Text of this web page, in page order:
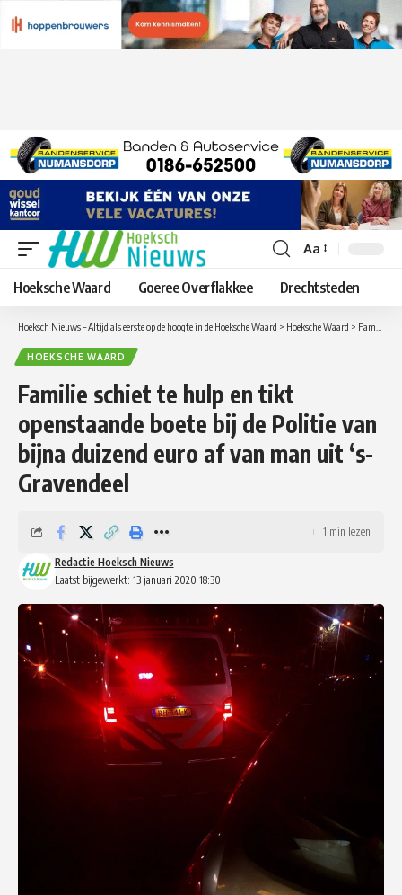
Lettergrootte
aanpassen
Aa
Hoeksche Waard Goeree Overflakkee Drechtsteden
Hoeksch Nieuws – Altijd als eerste op de hoogte in de Hoeksche Waard > Hoeksche Waard > Familie schiet te hulp en tikt openstaande boete bij de Politie van bijna duizend euro af van man uit ‘s-Gravendeel
HOEKSCHE WAARD
Familie schiet te hulp en tikt
openstaande boete bij de Politie van
bijna duizend euro af van man uit ‘s-
Gravendeel
Laatst bijgewerkt: 13 januari 2020 18:30
Redactie Hoeksch Nieuws
1 min lezen